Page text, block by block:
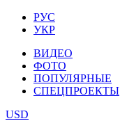
РУС
УКР
ВИДЕО
ФОТО
ПОПУЛЯРНЫЕ
СПЕЦПРОЕКТЫ
USD